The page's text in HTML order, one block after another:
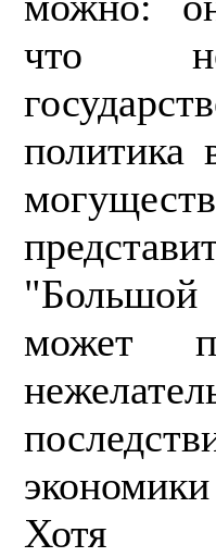
что
политика
может
Хотя